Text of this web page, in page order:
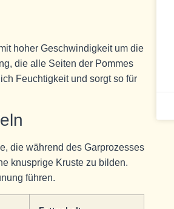
hoher Geschwindigkeit um die
die alle Seiten der Pommes
Feuchtigkeit und sorgt so für
die während des Garprozesses
knusprige Kruste zu bilden.
führen.